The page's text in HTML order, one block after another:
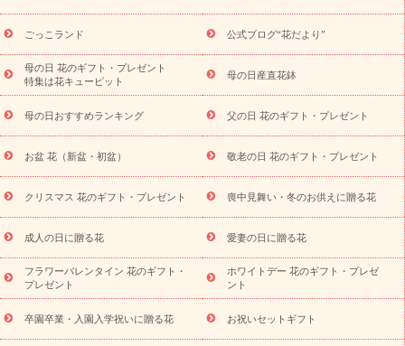
ら探す
お祝いの花特集 当日配達特急便 お祝い商品一覧
念日
結婚祝い 出産祝い 退院祝い・快気祝い
寿祝い
プチギフト ペットのお祝いフラワー
供え・お悔やみ商品一覧
お供え・お悔やみの花
四十九日法要以
お供え プリザーブドフラワー
ペットのお供えフラワー
お盆（新
盆・初盆）
その他 お祝い返し お見舞い
お取り寄せギフト
ビジネス用
ご自宅用 観葉植物 ミディ胡蝶蘭
プリザーブ
ドフラワー
スタイルから探す アレンジメント 花束
スタ
ンド花
お祝い お供え・お悔やみ 胡蝶蘭 胡蝶蘭・花鉢
ディ胡蝶蘭・お祝い
ミディ胡蝶蘭・お供え
世界初の青色胡蝶蘭
観葉植物
観葉植物 産直多肉植物
プリザーブドフラワー
お祝い
お供え・お悔やみ 花とセットギフト
セミオーダー
プチギフト（hanamore -ハナモア-）
花とみどりのeギフト
キューピットのeGfit
カラー ピンク イエローオレンジ
レッ
ごっこランド 公式ブログ“花だより”
母の日 花のギフト・プレゼント
特集は花キューピット
母の日産直花鉢
母の日おすすめランキング 父の日 花のギフト・プレゼント
お盆 花（新盆・初盆） 敬老の日 花のギフト・プレゼント
クリスマス 花のギフト・プレゼント 喪中見舞い・冬のお供えに贈る花
成人の日に贈る花 愛妻の日に贈る花
フラワーバレンタイン 花のギフト・
プレゼント
ホワイトデー 花のギフト・プレゼ
ント
卒園卒業・入園入学祝いに贈る花 お祝いセットギフト